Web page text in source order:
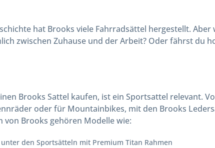
hat Brooks viele Fahrradsättel hergestellt.
zwischen Zuhause und der Arbeit? Oder fährst du
Brooks Sattel kaufen, ist ein Sportsattel relevant.
oder für Mountainbikes, mit den Brooks
von Brooks gehören Modelle wie:
den Sportsätteln mit Premium Titan Rahmen